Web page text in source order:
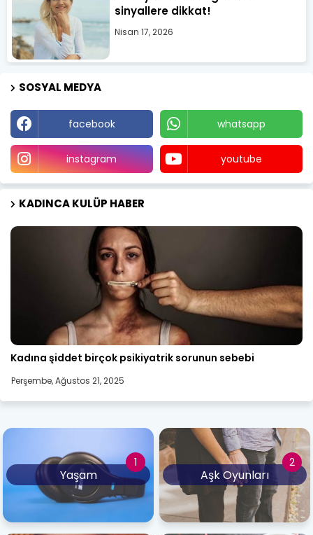
sinyallere dikkat!
Nisan 17, 2026
SOSYAL MEDYA
facebook whatsapp
instagram youtube
KADINCA KULÜP HABER
Ruh Sağlığı
Kadına şiddet birçok psikiyatrik sorunun sebebi
Perşembe, Ağustos 21, 2025
Yaşam Aşk Oyunları